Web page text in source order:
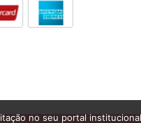
no seu portal